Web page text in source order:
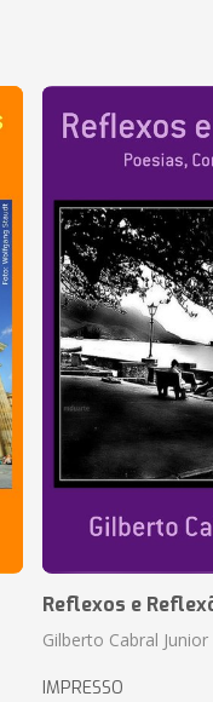
Reflexos e
Gilberto Cabral Junior
IMPRESSO